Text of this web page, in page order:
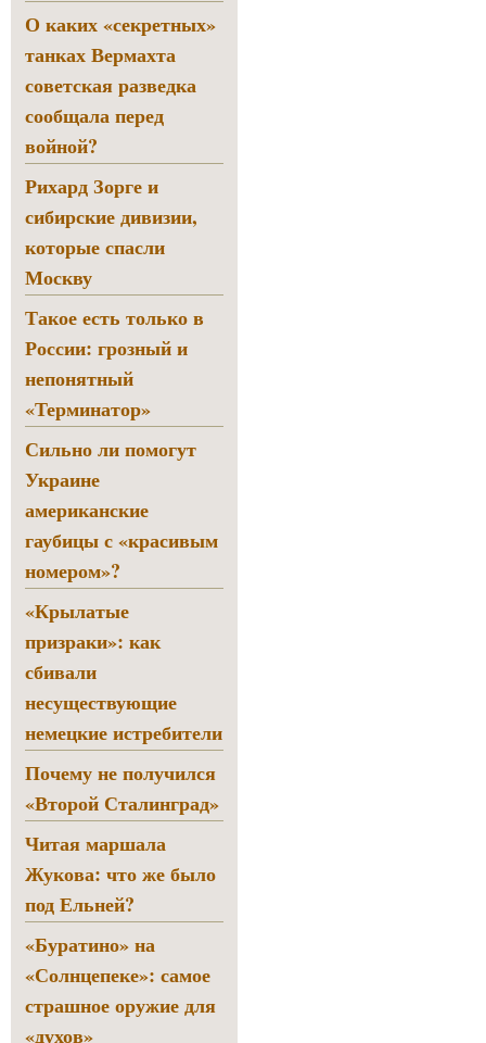
О каких «секретных»
танках Вермахта
советская разведка
сообщала перед
войной?
Рихард Зорге и
сибирские дивизии,
которые спасли
Москву
Такое есть только в
России: грозный и
непонятный
«Терминатор»
Сильно ли помогут
Украине
американские
гаубицы с «красивым
номером»?
«Крылатые
призраки»: как
сбивали
несуществующие
немецкие истребители
Почему не получился
«Второй Сталинград»
Читая маршала
Жукова: что же было
под Ельней?
«Буратино» на
«Солнцепеке»: самое
страшное оружие для
«духов»